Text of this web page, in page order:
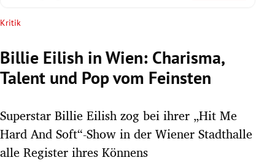
Untermenü
Kritik
Billie Eilish in Wien: Charisma,
Talent und Pop vom Feinsten
Superstar Billie Eilish zog bei ihrer „Hit Me
Hard And Soft“-Show in der Wiener Stadthalle
alle Register ihres Könnens